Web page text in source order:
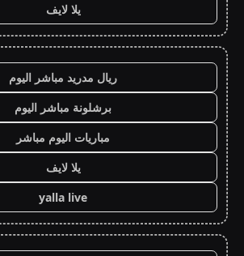
يلا لايف
ريال مدريد مباشر اليوم
برشلونة مباشر اليوم
مباريات اليوم مباشر
يلا لايف
yalla live